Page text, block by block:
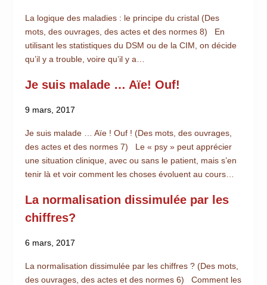
La logique des maladies : le principe du cristal (Des
mots, des ouvrages, des actes et des normes 8) En
utilisant les statistiques du DSM ou de la CIM, on décide
qu’il y a trouble, voire qu’il y a…
Je suis malade … Aïe! Ouf!
9 mars, 2017
Je suis malade … Aïe ! Ouf ! (Des mots, des ouvrages,
des actes et des normes 7) Le « psy » peut apprécier
une situation clinique, avec ou sans le patient, mais s’en
tenir là et voir comment les choses évoluent au cours…
La normalisation dissimulée par les
chiffres?
6 mars, 2017
La normalisation dissimulée par les chiffres ? (Des mots,
des ouvrages, des actes et des normes 6) Comment les